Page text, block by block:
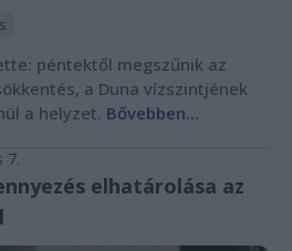
péntektől megszűnik az
a Duna vízszintjének
a helyzet. Bővebben...
7.
elhatárolása az